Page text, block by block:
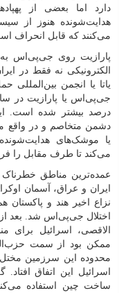
دارد اما بعضی از
هدایت‌شونده هنوز از
می‌کنند که قابل انحراف
پارازیت روی جی‌پی‌اس
الکترونیکی نه فقط در
یاتا یا انجمن بین‌المللی
درصد بیشتر شده است.
دشمن متخاصم و در واقع
یا موشک‌های
می‌کند تا طرف مقابل را
عمده‌ترین مناطق خطرناک
ایران و عراق، آسمان
نزاع اخیر هند و
اختلال جی‌پی‌اس شد. بعد
الاقصی، اسرائیل برای
ممکن بود از سمت
محدوده این سرزمین
اسرائیل این اتفاق
ساخت چین استفاده